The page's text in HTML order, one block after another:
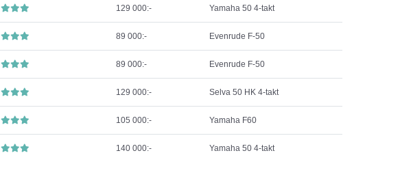
129 000:- Yamaha 50 4-takt
89 000:- Evenrude F-50
89 000:- Evenrude F-50
129 000:- Selva 50 HK 4-takt
105 000:- Yamaha F60
140 000:- Yamaha 50 4-takt